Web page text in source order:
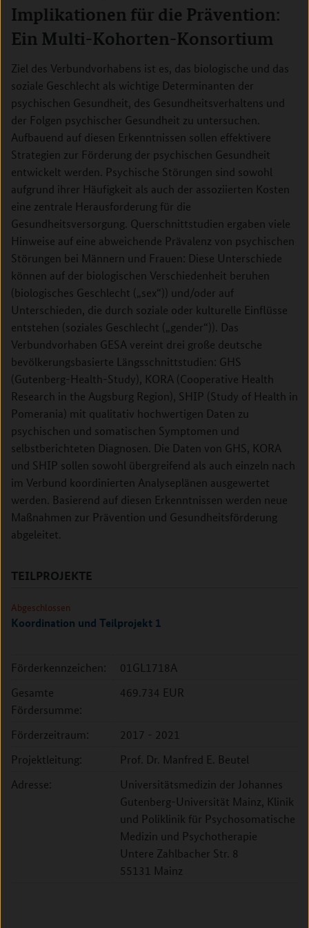
Implikationen für die Prävention:
Ein Multi-Kohorten-Konsortium
Ziel des Verbundvorhabens ist es, das biologische und das
soziale Geschlecht als wichtige Determinanten der
psychischen Gesundheit, des Gesundheitsverhaltens und
der Folgen psychischer Gesundheit zu untersuchen.
Aufbauend auf diesen Erkenntnissen sollen effektivere
Strategien zur Förderung der psychischen Gesundheit
entwickelt werden. Psychische Störungen sind sowohl
aufgrund ihrer Häufigkeit als auch der assoziierten Kosten
eine zentrale Herausforderung für die
Gesundheitsversorgung. Querschnittstudien ergaben viele
Hinweise auf eine abweichende Prävalenz von psychischen
Störungen bei Männern und Frauen: Diese Unterschiede
können auf der biologischen Verschiedenheit beruhen
(biologisches Geschlecht („sex“)) und/oder auf
Unterschieden, die durch soziale oder kulturelle Einflüsse
entstehen (soziales Geschlecht („gender“)). Das
Verbundvorhaben GESA vereint drei große deutsche
bevölkerungsbasierte Längsschnittstudien: GHS
(Gutenberg-Health-Study), KORA (Cooperative Health
Research in the Augsburg Region), SHIP (Study of Health in
Pomerania) mit qualitativ hochwertigen Daten zu
psychischen und somatischen Symptomen und
selbstberichteten Diagnosen. Die Daten von GHS, KORA
und SHIP sollen sowohl übergreifend als auch einzeln nach
im Verbund koordinierten Analyseplänen ausgewertet
werden. Basierend auf diesen Erkenntnissen werden neue
Maßnahmen zur Prävention und Gesundheitsförderung
abgeleitet.
TEILPROJEKTE
Abgeschlossen
Koordination und Teilprojekt 1
Förderkennzeichen:
01GL1718A
Gesamte
Fördersumme:
469.734 EUR
Förderzeitraum:
2017 - 2021
Projektleitung:
Prof. Dr. Manfred E. Beutel
Adresse:
Universitätsmedizin der Johannes
Gutenberg-Universität Mainz, Klinik
und Poliklinik für Psychosomatische
Medizin und Psychotherapie
Untere Zahlbacher Str. 8
55131 Mainz